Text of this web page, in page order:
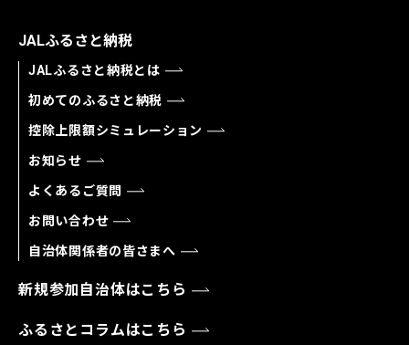
JALふるさと納税
JALふるさと納税とは
初めてのふるさと納税
控除上限額シミュレーション
お知らせ
よくあるご質問
お問い合わせ
自治体関係者の皆さまへ
新規参加自治体はこちら
ふるさとコラムはこちら